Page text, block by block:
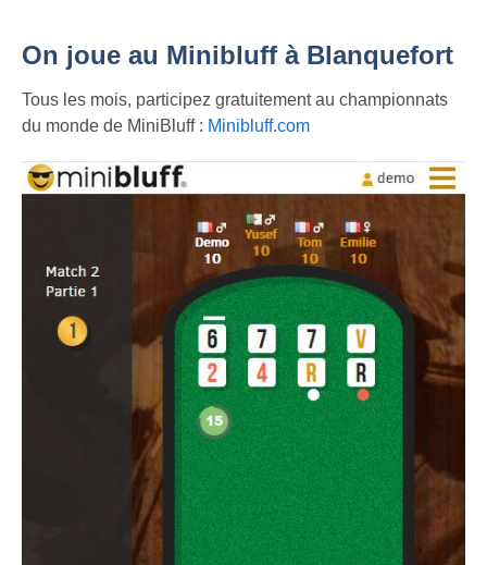
On joue au Minibluff à Blanquefort
Tous les mois, participez gratuitement au championnats
du monde de MiniBluff : Minibluff.com